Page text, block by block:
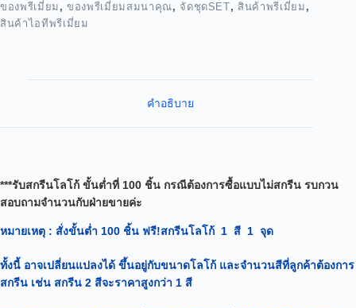
ของพรีเมี่ยม ,ของพรีเมี่ยมสมนาคุณ, จัดชุดSET, สินค้าพรีเมี่ยม ,
สินค้าไอทีพรีเมี่ยม
คำอธิบาย
***รับสกรีนโลโก้ ขั้นต่ำที่ 100 ชิ้น กรณีต้องการซื้อแบบไม่สกรีน รบกวน
สอบถามจำนวนกับฝ่ายขายค่ะ
หมายเหตุ : สั่งขั้นต่ำ 100 ชิ้น ฟรี!สกรีนโลโก้ 1 สี 1 จุด
ทั้งนี้ อาจเปลี่ยนแปลงได้ ขึ้นอยู่กับขนาดโลโก้ และจำนวนสีที่ลูกค้าต้องการ
สกรีน เช่น สกรีน 2 สีจะราคาสูงกว่า 1 สี